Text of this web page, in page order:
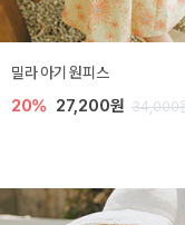
밀라 아기 원피스
20% 27,200원 34,000